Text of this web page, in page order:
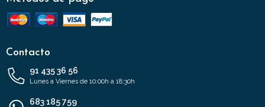
Contacto
91 435 36 56
Lunes a Viernes de 10:00h a 18:30h
683 185 759